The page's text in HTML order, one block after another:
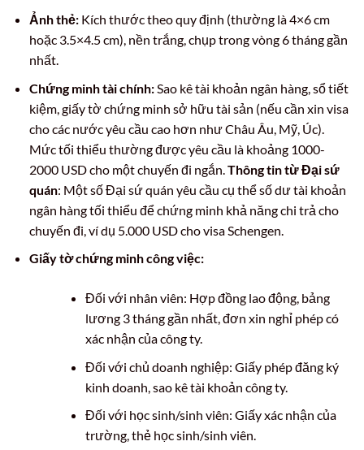
Ảnh thẻ:Kích thước theo quy định (thường là 4×6 cm
hoặc 3.5×4.5 cm), nền trắng, chụp trong vòng 6 tháng gần
nhất.
Chứng minh tài chính:Sao kê tài khoản ngân hàng, sổ tiết
kiệm, giấy tờ chứng minh sở hữu tài sản (nếu cần xin visa
cho các nước yêu cầu cao hơn như Châu Âu, Mỹ, Úc).
Mức tối thiểu thường được yêu cầu là khoảng 1000-
2000 USD cho một chuyến đi ngắn. Thông tin từ Đại sứ
quán: Một số Đại sứ quán yêu cầu cụ thể số dư tài khoản
ngân hàng tối thiểu để chứng minh khả năng chi trả cho
chuyến đi, ví dụ 5.000 USD cho visa Schengen.
Giấy tờ chứng minh công việc:
Đối với nhân viên: Hợp đồng lao động, bảng
lương 3 tháng gần nhất, đơn xin nghỉ phép có
xác nhận của công ty.
Đối với chủ doanh nghiệp: Giấy phép đăng ký
kinh doanh, sao kê tài khoản công ty.
Đối với học sinh/sinh viên: Giấy xác nhận của
trường, thẻ học sinh/sinh viên.